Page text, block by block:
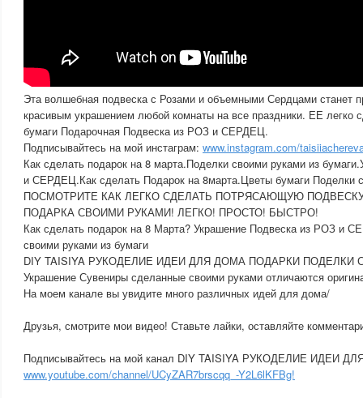
Эта волшебная подвеска с Розами и объемными Сердцами станет
красивым украшением любой комнаты на все праздники. ЕЕ легко
бумаги Подарочная Подвеска из РОЗ и СЕРДЕЦ.
Подписывайтесь на мой инстаграм: www.instagram.com/
Как сделать подарок на 8 марта.Поделки своими руками из
и СЕРДЕЦ.Как сделать Подарок на 8марта.Цветы бумаги Поделки
ПОСМОТРИТЕ КАК ЛЕГКО СДЕЛАТЬ ПОТРЯСАЮЩУЮ
ПОДАРКА СВОИМИ РУКАМИ! ЛЕГКО! ПРОСТО! БЫСТРО!
Как сделать подарок на 8 Марта? Украшение Подвеска из РОЗ и
своими руками из бумаги
DIY TAISIYA РУКОДЕЛИЕ ИДЕИ ДЛЯ ДОМА ПОДАРКИ
Украшение Сувениры сделанные своими руками отличаются
На моем канале вы увидите много различных идей для дома/
Друзья, смотрите мои видео! Ставьте лайки, оставляйте
Подписывайтесь на мой канал DIY TAISIYA РУКОДЕЛИЕ ИДЕИ
www.youtube.com/channel/UCyZAR7brscqq_-Y2L6lKFBg!